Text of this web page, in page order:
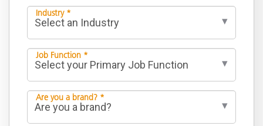
Industry *
Job Function *
Are you a brand? *